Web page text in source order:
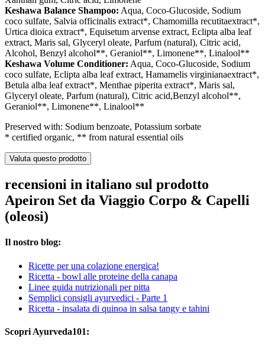
Keshawa Balance Shampoo: Aqua, Coco-Glucoside, Sodium
coco sulfate, Salvia officinalis extract*, Chamomilla recutitaextract*,
Urtica dioica extract*, Equisetum arvense extract, Eclipta alba leaf
extract, Maris sal, Glyceryl oleate, Parfum (natural), Citric acid,
Alcohol, Benzyl alcohol**, Geraniol**, Limonene**, Linalool**
Keshawa Volume Conditioner: Aqua, Coco-Glucoside, Sodium
coco sulfate, Eclipta alba leaf extract, Hamamelis virginianaextract*,
Betula alba leaf extract*, Menthae piperita extract*, Maris sal,
Glyceryl oleate, Parfum (natural), Citric acid,Benzyl alcohol**,
Geraniol**, Limonene**, Linalool**
Preserved with: Sodium benzoate, Potassium sorbate
* certified organic, ** from natural essential oils
Valuta questo prodotto
recensioni in italiano sul prodotto
Apeiron Set da Viaggio Corpo & Capelli
(oleosi)
Il nostro blog:
Ricette per una colazione energica!
Ricetta - bowl alle proteine della canapa
Linee guida nutrizionali per pitta
Semplici consigli ayurvedici - Parte 1
Ricetta - insalata di quinoa in salsa tangy e tahini
Scopri Ayurveda101: